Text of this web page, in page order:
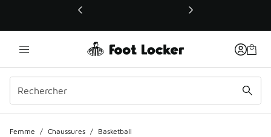
Ce lien ouvrira une nouvelle fenêtre
Femme / Chaussures / Basketball